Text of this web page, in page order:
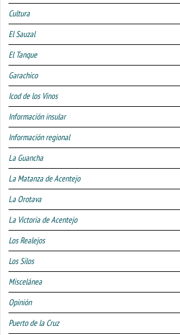
Cultura
El Sauzal
El Tanque
Garachico
Icod de los Vinos
Información insular
Información regional
La Guancha
La Matanza de Acentejo
La Orotava
La Victoria de Acentejo
Los Realejos
Los Silos
Miscelánea
Opinión
Puerto de la Cruz